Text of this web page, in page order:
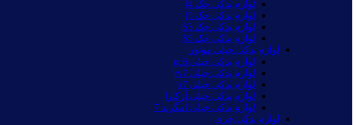
لوازم یدکی جک j4
لوازم یدکی جک j5
لوازم یدکی جک S3
لوازم یدکی جک S5
لوازم یدکی جیلی موتور
لوازم یدکی جیلی gc6
لوازم یدکی جیلی rv7
لوازم یدکی جیلی x7
لوازم یدکی جیلی آزکارا
لوازم یدکی جیلی امگرند 7
لوازم یدکی چری